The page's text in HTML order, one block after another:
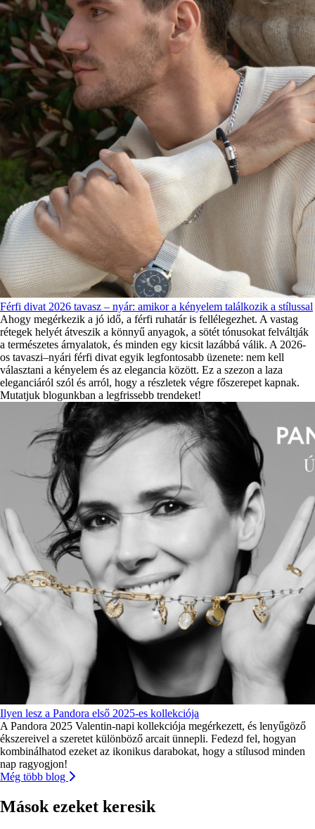
Férfi divat 2026 tavasz – nyár: amikor a kényelem találkozik a stílussal
Ahogy megérkezik a jó idő, a férfi ruhatár is fellélegezhet. A vastag
rétegek helyét átveszik a könnyű anyagok, a sötét tónusokat felváltják
a természetes árnyalatok, és minden egy kicsit lazábbá válik. A 2026-
os tavaszi–nyári férfi divat egyik legfontosabb üzenete: nem kell
választani a kényelem és az elegancia között. Ez a szezon a laza
eleganciáról szól és arról, hogy a részletek végre főszerepet kapnak.
Mutatjuk blogunkban a legfrissebb trendeket!
Ilyen lesz a Pandora első 2025-es kollekciója
A Pandora 2025 Valentin-napi kollekciója megérkezett, és lenyűgöző
ékszereivel a szeretet különböző arcait ünnepli. Fedezd fel, hogyan
kombinálhatod ezeket az ikonikus darabokat, hogy a stílusod minden
nap ragyogjon!
Még több blog
Mások ezeket keresik